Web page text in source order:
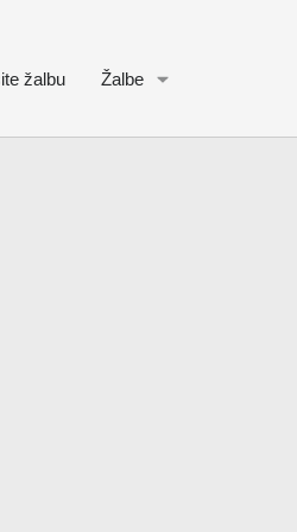
žalbu Žalbe